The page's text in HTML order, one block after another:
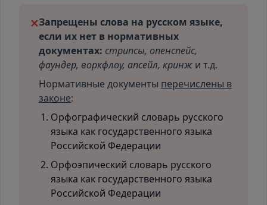
✕Запрещены слова на русском языке,
если их нет в нормативных
документах: стрипсы, опенспейс,
фаундер, воркфлоу, апсейл, кринж и т.д.
Нормативные документы перечислены в
законе:
Орфографический словарь русского
языка как государственного языка
Российской Федерации
Орфоэпический словарь русского
языка как государственного языка
Российской Федерации